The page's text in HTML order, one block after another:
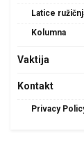
Latice
Kolumna
Vaktija
Kontakt
Privacy